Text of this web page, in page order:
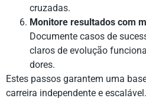
cruzadas.
Monitore resultados com
Documente casos de
claros de evolução
dores.
Estes passos garantem uma
carreira independente e escalável.